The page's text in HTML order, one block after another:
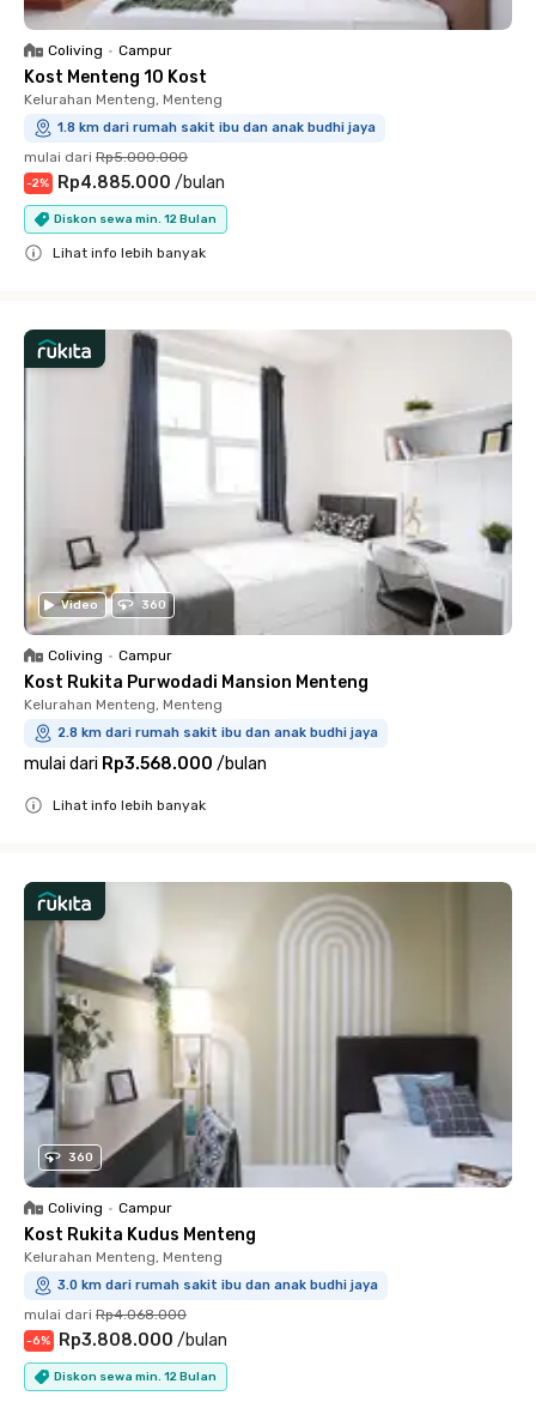
Coliving • Campur
Kost Menteng 10 Kost
Kelurahan Menteng, Menteng
1.8 km dari rumah sakit ibu dan anak budhi jaya
mulai dari Rp5.000.000
-2% Rp4.885.000 /bulan
Diskon sewa min. 12 Bulan
Lihat info lebih banyak
Video 360
Coliving • Campur
Kost Rukita Purwodadi Mansion Menteng
Kelurahan Menteng, Menteng
2.8 km dari rumah sakit ibu dan anak budhi jaya
mulai dari Rp3.568.000 /bulan
Lihat info lebih banyak
360
Coliving • Campur
Kost Rukita Kudus Menteng
Kelurahan Menteng, Menteng
3.0 km dari rumah sakit ibu dan anak budhi jaya
mulai dari Rp4.068.000
-6% Rp3.808.000 /bulan
Diskon sewa min. 12 Bulan